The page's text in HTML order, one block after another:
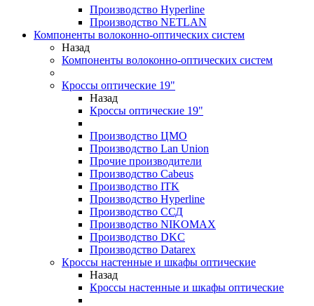
Производство Hyperline
Производство NETLAN
Компоненты волоконно-оптических систем
Назад
Компоненты волоконно-оптических систем
Кроссы оптические 19"
Назад
Кроссы оптические 19"
Производство ЦМО
Производство Lan Union
Прочие производители
Производство Cabeus
Производство ITK
Производство Hyperline
Производство ССД
Производство NIKOMAX
Производство DKC
Производство Datarex
Кроссы настенные и шкафы оптические
Назад
Кроссы настенные и шкафы оптические